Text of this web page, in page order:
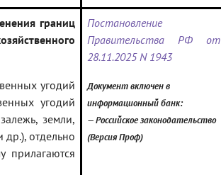
границ
угодий
угодий
земли,
отдельно
прилагаются
Постановление
Правительства РФ от
28.11.2025 N 1943
Документ включен в
информационный банк:
— Российское законодательство
(Версия Проф)